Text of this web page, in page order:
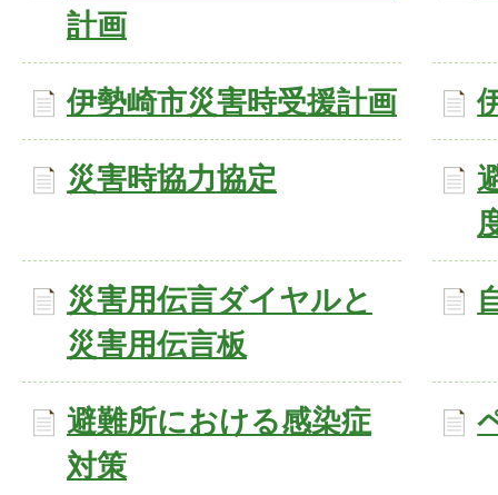
計画
伊勢崎市災害時受援計画
災害時協力協定
災害用伝言ダイヤルと
災害用伝言板
避難所における感染症
対策